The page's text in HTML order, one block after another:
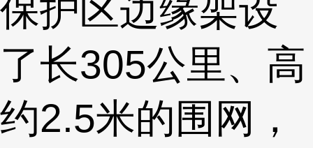
保护区边缘架设
了长305公里、高
约2.5米的围网，